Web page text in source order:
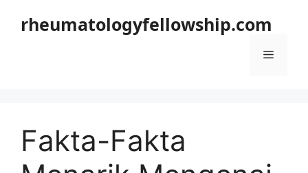
rheumatologyfellowship.com
Menu
Fakta-Fakta